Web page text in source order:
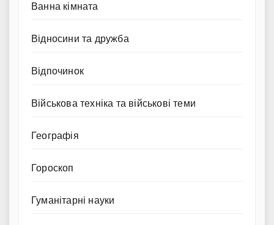
Ванна кімната
Відносини та дружба
Відпочинок
Військова техніка та військові теми
Географія
Гороскоп
Гуманітарні науки